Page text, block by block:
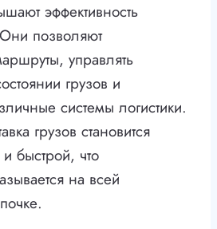
эффективность
позволяют
управлять
грузов и
системы логистики.
грузов становится
быстрой, что
на всей